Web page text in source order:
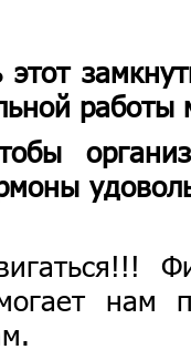
работы
нам